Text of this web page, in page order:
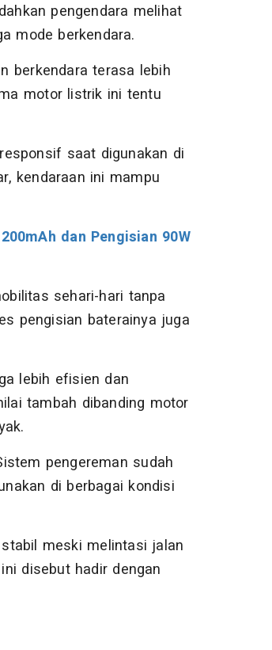
pengendara melihat
mode berkendara.
berkendara terasa lebih
motor listrik ini tentu
saat digunakan di
kendaraan ini mampu
dan Pengisian 90W
sehari-hari tanpa
pengisian baterainya juga
lebih efisien dan
tambah dibanding motor
pengereman sudah
di berbagai kondisi
meski melintasi jalan
disebut hadir dengan